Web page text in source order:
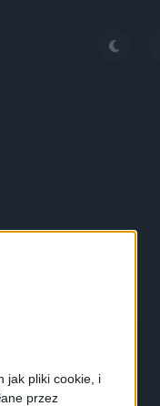
jak pliki cookie, i
przez